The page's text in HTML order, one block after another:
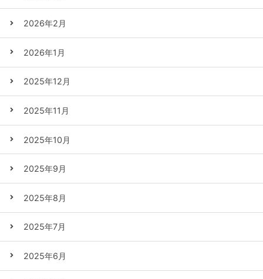
2026年2月
2026年1月
2025年12月
2025年11月
2025年10月
2025年9月
2025年8月
2025年7月
2025年6月